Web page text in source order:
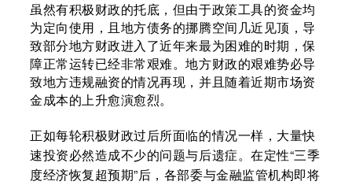
虽然有积极财政的托底，但由于政策工具的资金均
为定向使用，且地方债务的挪腾空间几近见顶，导
致部分地方财政进入了近年来最为困难的时期，保
障正常运转已经非常艰难。地方财政的艰难势必导
致地方违规融资的情况再现，并且随着近期市场资
金成本的上升愈演愈烈。
正如每轮积极财政过后所面临的情况一样，大量快
速投资必然造成不少的问题与后遗症。在定性“三季
度经济恢复超预期”后，各部委与金融监管机构即将